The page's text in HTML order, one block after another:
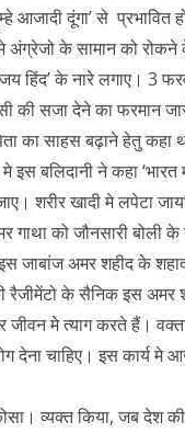
दूंगा’ से प्रभावित
के सामान को रोकने
हिंद’ के नारे लगाए। 3
सजा देने का फरमान
का साहस बढ़ाने हेतु कहा
बलिदानी ने कहा
शरीर खादी मे लपेटा
को जौनसारी बोली
इस जाबांज अमर शहीद के
रैजीमेंटो के सैनिक इस अमर
जीवन मे त्याग करते हैं।
चाहिए। इस कार्य मे
व्यक्त किया, जब देश